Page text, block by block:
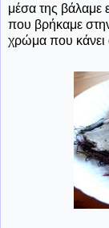
μέσα της βάλαμε
που βρήκαμε στην
χρώμα που κάνει